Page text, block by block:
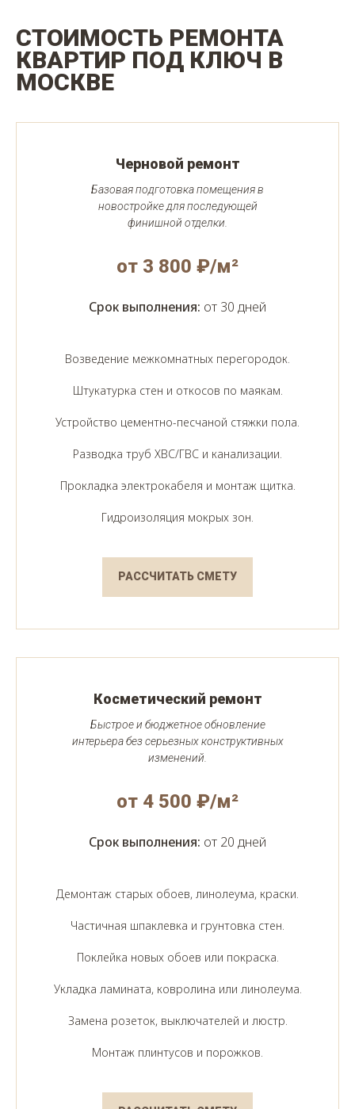
СТОИМОСТЬ РЕМОНТА
КВАРТИР ПОД КЛЮЧ В
МОСКВЕ
Черновой ремонт
Базовая подготовка помещения в
новостройке для последующей
финишной отделки.
от 3 800 ₽/м²
Срок выполнения: от 30 дней
Возведение межкомнатных перегородок.
Штукатурка стен и откосов по маякам.
Устройство цементно-песчаной стяжки пола.
Разводка труб ХВС/ГВС и канализации.
Прокладка электрокабеля и монтаж щитка.
Гидроизоляция мокрых зон.
РАССЧИТАТЬ СМЕТУ
Косметический ремонт
Быстрое и бюджетное обновление
интерьера без серьезных конструктивных
изменений.
от 4 500 ₽/м²
Срок выполнения: от 20 дней
Демонтаж старых обоев, линолеума, краски.
Частичная шпаклевка и грунтовка стен.
Поклейка новых обоев или покраска.
Укладка ламината, ковролина или линолеума.
Замена розеток, выключателей и люстр.
Монтаж плинтусов и порожков.